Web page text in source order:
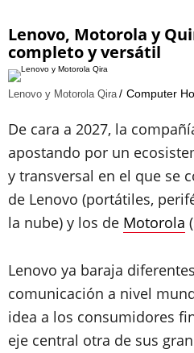
Lenovo, Motorola y
completo y versátil
Lenovo y Motorola Qira Computer
De cara a 2027, la
apostando por un
y transversal en el que se
de Lenovo (portátiles,
la nube) y los de Motorola
Lenovo ya baraja
comunicación a nivel
idea a los consumidores
eje central otra de sus